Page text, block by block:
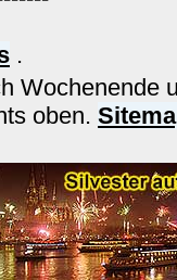
.
Wochenende
oben.